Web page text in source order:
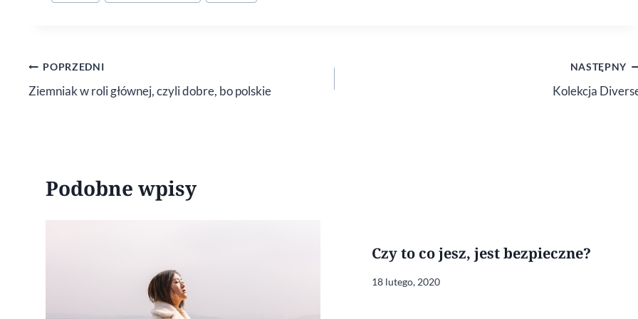
Nawigacja
wpisu
POPRZEDNI
Ziemniak w roli głównej, czyli dobre, bo polskie
NASTĘPNY
Kolekcja
Podobne wpisy
Czy to co jesz, jest bezpieczne?
18 lutego, 2020